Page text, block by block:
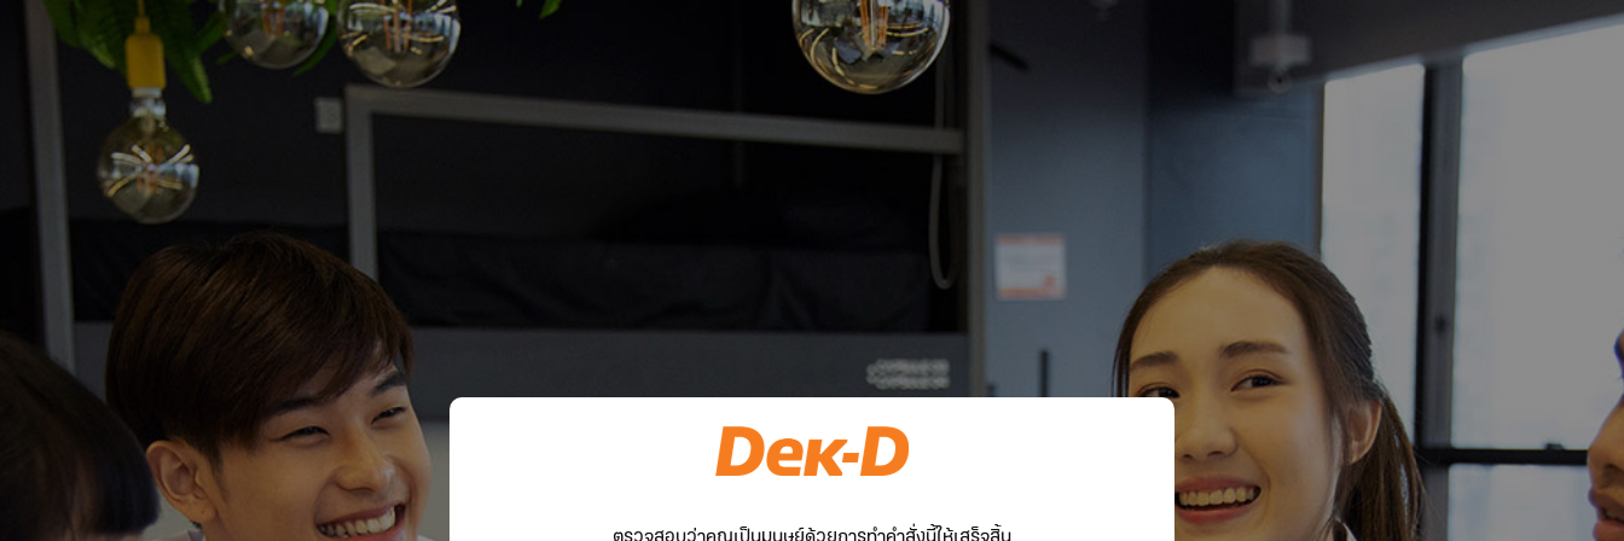
ตรวจสอบว่าคุณเป็นมนุษย์ด้วยการทำคำสั่งนี้ให้เสร็จสิ้น